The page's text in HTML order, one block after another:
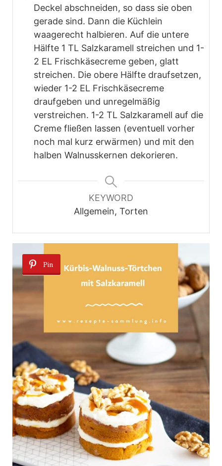
Deckel abschneiden, so dass sie oben
gerade sind. Dann die Küchlein
waagerecht halbieren. Auf die untere
Hälfte 1 TL Salzkaramell streichen und 1-
2 EL Frischkäsecreme geben, glatt
streichen. Die obere Hälfte draufsetzen,
wieder 1-2 EL Frischkäsecreme
draufgeben und unregelmäßig
verstreichen. 1-2 TL Salzkaramell auf die
Creme fließen lassen (eventuell vorher
noch mal kurz erwärmen) und mit den
halben Walnusskernen dekorieren.
KEYWORD
Allgemein, Torten
Pin